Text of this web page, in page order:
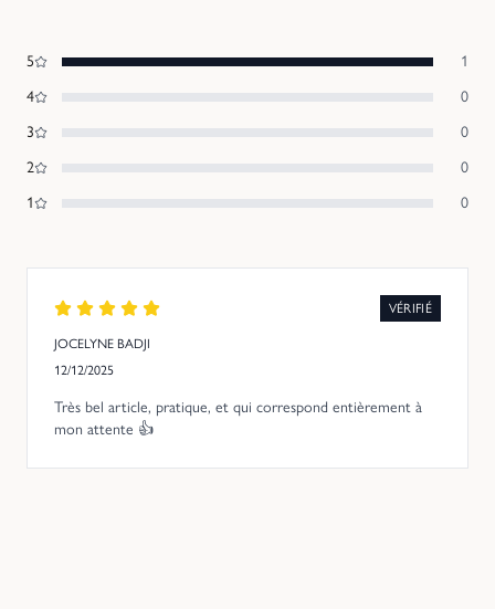
5
1
4
0
3
0
2
0
1
0
VÉRIFIÉ
JOCELYNE BADJI
12/12/2025
Très bel article, pratique, et qui correspond entièrement à
mon attente 👍